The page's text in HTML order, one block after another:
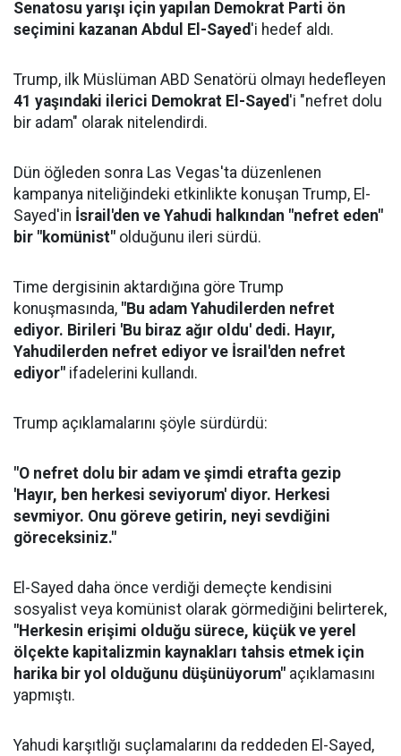
Senatosu yarışı için yapılan Demokrat Parti ön
seçimini kazanan Abdul El-Sayed'i hedef aldı.
Trump, ilk Müslüman ABD Senatörü olmayı hedefleyen
41 yaşındaki ilerici Demokrat El-Sayed'i "nefret dolu
bir adam" olarak nitelendirdi.
Dün öğleden sonra Las Vegas'ta düzenlenen
kampanya niteliğindeki etkinlikte konuşan Trump, El-
Sayed'in İsrail'den ve Yahudi halkından "nefret eden"
bir "komünist" olduğunu ileri sürdü.
Time dergisinin aktardığına göre Trump
konuşmasında, "Bu adam Yahudilerden nefret
ediyor. Birileri 'Bu biraz ağır oldu' dedi. Hayır,
Yahudilerden nefret ediyor ve İsrail'den nefret
ediyor" ifadelerini kullandı.
Trump açıklamalarını şöyle sürdürdü:
"O nefret dolu bir adam ve şimdi etrafta gezip
'Hayır, ben herkesi seviyorum' diyor. Herkesi
sevmiyor. Onu göreve getirin, neyi sevdiğini
göreceksiniz."
El-Sayed daha önce verdiği demeçte kendisini
sosyalist veya komünist olarak görmediğini belirterek,
"Herkesin erişimi olduğu sürece, küçük ve yerel
ölçekte kapitalizmin kaynakları tahsis etmek için
harika bir yol olduğunu düşünüyorum" açıklamasını
yapmıştı.
Yahudi karşıtlığı suçlamalarını da reddeden El-Sayed,